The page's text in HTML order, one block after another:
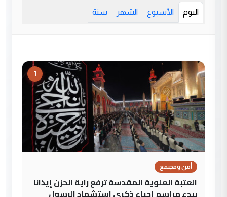
اليوم الأسبوع الشهر سنة
1
أمن ومجتمع
العتبة العلوية المقدسة ترفع راية الحزن إيذاناً